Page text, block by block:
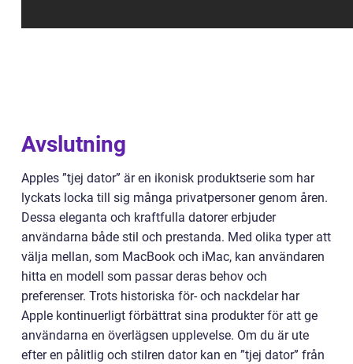
Avslutning
Apples ”tjej dator” är en ikonisk produktserie som har
lyckats locka till sig många privatpersoner genom åren.
Dessa eleganta och kraftfulla datorer erbjuder
användarna både stil och prestanda. Med olika typer att
välja mellan, som MacBook och iMac, kan användaren
hitta en modell som passar deras behov och
preferenser. Trots historiska för- och nackdelar har
Apple kontinuerligt förbättrat sina produkter för att ge
användarna en överlägsen upplevelse. Om du är ute
efter en pålitlig och stilren dator kan en ”tjej dator” från